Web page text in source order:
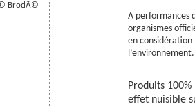
BrodÃ©
A performances
organismes
en considération
l’environnement.
Produits
effet nuisible